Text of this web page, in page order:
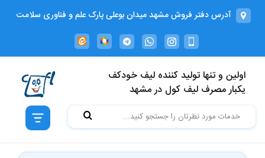
آدرس دفتر فروش مشهد میدان بوعلی پارک علم و فناوری سلامت
9196773113
اولین و تنها تولید کننده لیف خودکف
یکبار مصرف لیف کول در مشهد
خدمات
ما
دسته
بندی